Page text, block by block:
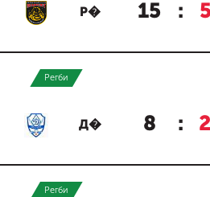
Р� 15 :
Регби
Д� 8 :
Регби